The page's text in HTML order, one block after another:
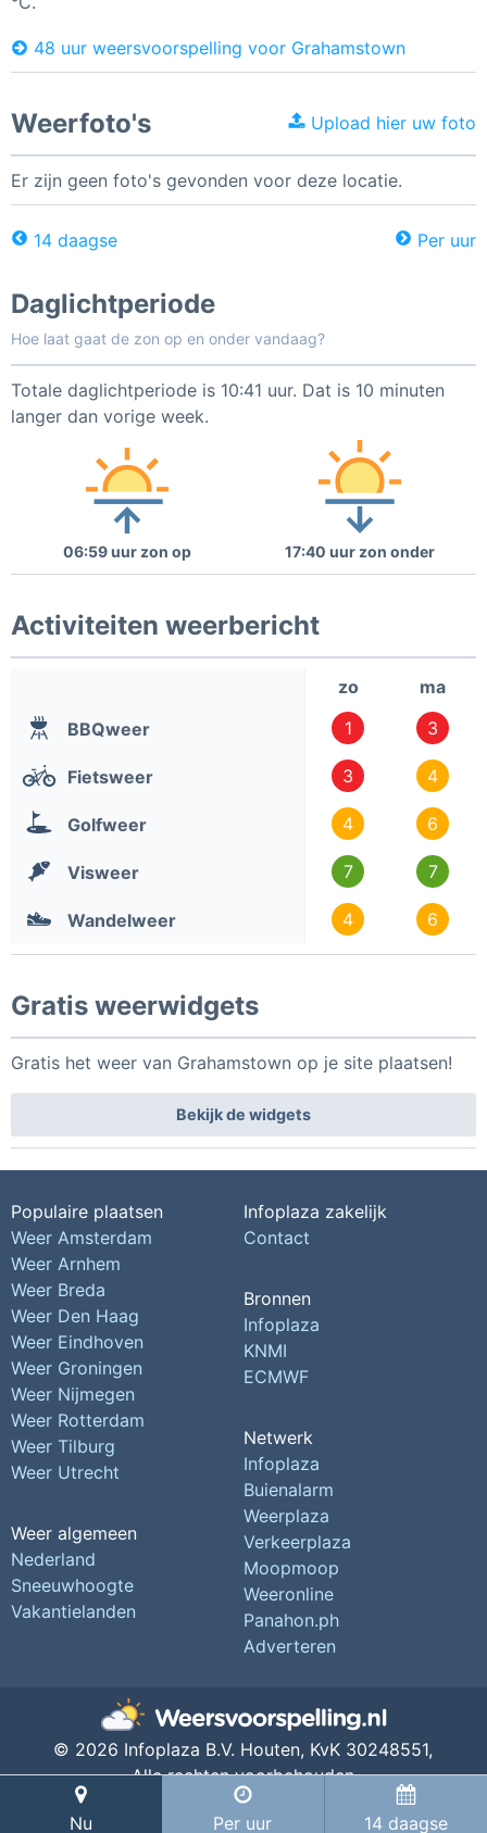
48 uur weersvoorspelling voor Grahamstown
Weerfoto's Upload hier uw foto
Er zijn geen foto's gevonden voor deze locatie.
14 daagse Per uur
Daglichtperiode
Hoe laat gaat de zon op en onder vandaag?
Totale daglichtperiode is 10:41 uur. Dat is 10 minuten
langer dan vorige week.
06:59 uur zon op 17:40 uur zon onder
Activiteiten weerbericht
zo
ma
BBQweer
1 3
Fietsweer 3 4
Golfweer 4 6
Visweer 7 7
Wandelweer 4 6
Gratis weerwidgets
Gratis het weer van Grahamstown op je site plaatsen!
Bekijk de widgets
Nu Per uur 14 daagse
Populaire plaatsen
Weer Amsterdam
Weer Arnhem
Weer Breda
Weer Den Haag
Weer Eindhoven
Weer Groningen
Weer Nijmegen
Weer Rotterdam
Weer Tilburg
Weer Utrecht
Weer algemeen
Nederland
Sneeuwhoogte
Vakantielanden
Infoplaza zakelijk
Contact
Bronnen
Infoplaza
KNMI
ECMWF
Netwerk
Infoplaza
Buienalarm
Weerplaza
Verkeerplaza
Moopmoop
Weeronline
Panahon.ph
Adverteren
© 2026 Infoplaza B.V. Houten, KvK 30248551,
Alle rechten voorbehouden
Privacy Instellingen